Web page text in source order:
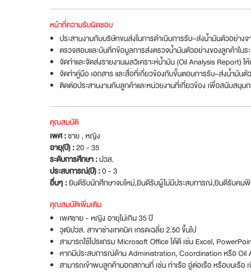
หน้าที่ความรับผิดชอบ
ประสานงานกับบริษัทขนส่งในการดำเนินการรับ–ส่งน้ำมันตัวอย่าง
ตรวจสอบและบันทึกข้อมูลการส่งตรวจน้ำมันตัวอย่างของลูกค้าในร
จัดทำและจัดส่งรายงานผลวิเคราะห์น้ำมัน (Oil Analysis Report) ใ
จัดทำคู่มือ เอกสาร และสื่อที่เกี่ยวข้องกับขั้นตอนการรับ–ส่งน้ำมัน
ติดต่อประสานงานกับลูกค้าและหน่วยงานที่เกี่ยวข้อง เพื่อสนับสนุน
คุณสมบัติ
เพศ :ชาย , หญิง
อายุ(ปี) :20 - 35
ระดับการศึกษา :ปวส.
ประสบการณ์(ปี) :0 - 3
อื่นๆ :ยินดีรับนักศึกษาจบใหม่,ยินดีรับผู้ไม่มีประสบการณ์,ยินดีรับคน
คุณสมบัติเพิ่มเติม
เพศชาย - หญิง อายุไม่เกิน 35 ปี
วุฒิปวส. สาขาช่างเทคนิค เกรดเฉลี่ย 2.50 ขึ้นไป
สามารถใช้โปรแกรม Microsoft Office ได้ดี เช่น Excel,
หากมีประสบการณ์ด้าน Administration, Coordination หรือ Oil
สามารถเข้าพบลูกค้านอกสถานที่ เช่น ท่าเรือ อู่ต่อเรือ หรือบนเรือ